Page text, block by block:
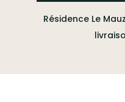
Résidence Le